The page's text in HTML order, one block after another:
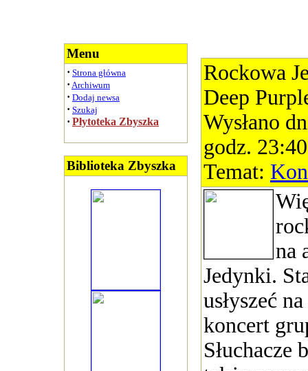
Menu
· Strona główna
· Archiwum
· Dodaj newsa
· Szukaj
· Płytoteka Zbyszka
Biblioteka Zbyszka
Rockowa
Deep
Wysłano
godz.
Temat:
na
Jedynki.
usłyszeć
koncert
Słuchacze